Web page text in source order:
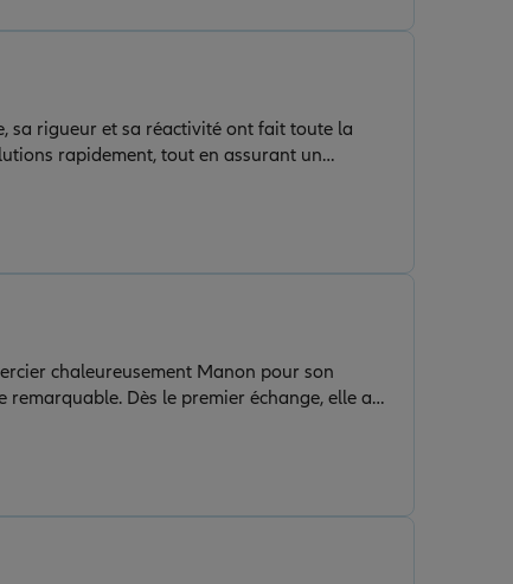
sa rigueur et sa réactivité ont fait toute la
rapidement, tout en assurant un
chaleureusement Manon pour son
Dès le premier échange, elle a